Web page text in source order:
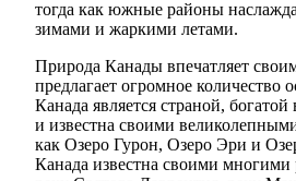
тогда как южные районы
зимами и жаркими летами.
Природа Канады впечатляет
предлагает огромное количество
Канада является страной,
и известна своими
как Озеро Гурон, Озеро Эри и
Канада известна своими многими